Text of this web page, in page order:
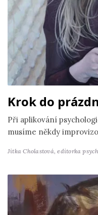
Krok do
Při aplikování
musíme někdy
Jitka Cholastová,editorka